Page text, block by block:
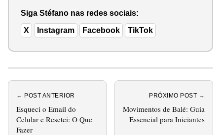
Siga Stéfano nas redes sociais:
X Instagram Facebook TikTok
← POST ANTERIOR
Esqueci o Email do
Celular e Resetei: O Que
Fazer
PRÓXIMO POST →
Movimentos de Balé: Guia
Essencial para Iniciantes